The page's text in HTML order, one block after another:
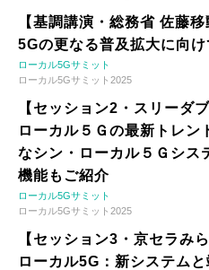
【基調講演・総務省 佐藤
5Gの更なる普及拡大に向け
ローカル5Gサミット
ローカル5Gサミット2025
【セッション2・スリーダ
ローカル５Ｇの最新トレ
なシン・ローカル５Ｇシス
機能もご紹介
ローカル5Gサミット
ローカル5Gサミット2025
【セッション3・京セラみ
ローカル5G：新システム